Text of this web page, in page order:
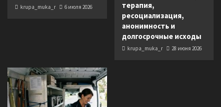
krupa_muka_r 6 июля 2026
терапия,
ресоциализация,
анонимность и
долгосрочные исходы
krupa_muka_r 28 июня 2026